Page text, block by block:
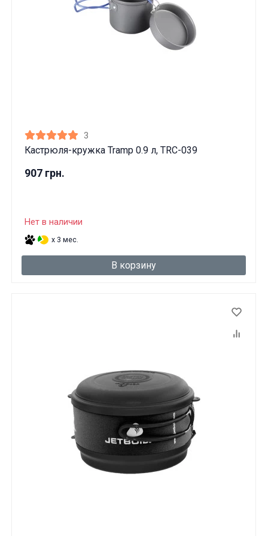
3
Кастрюля-кружка Tramp 0.9 л, TRC-039
907 грн.
Нет в наличии
x 3 мес.
В корзину